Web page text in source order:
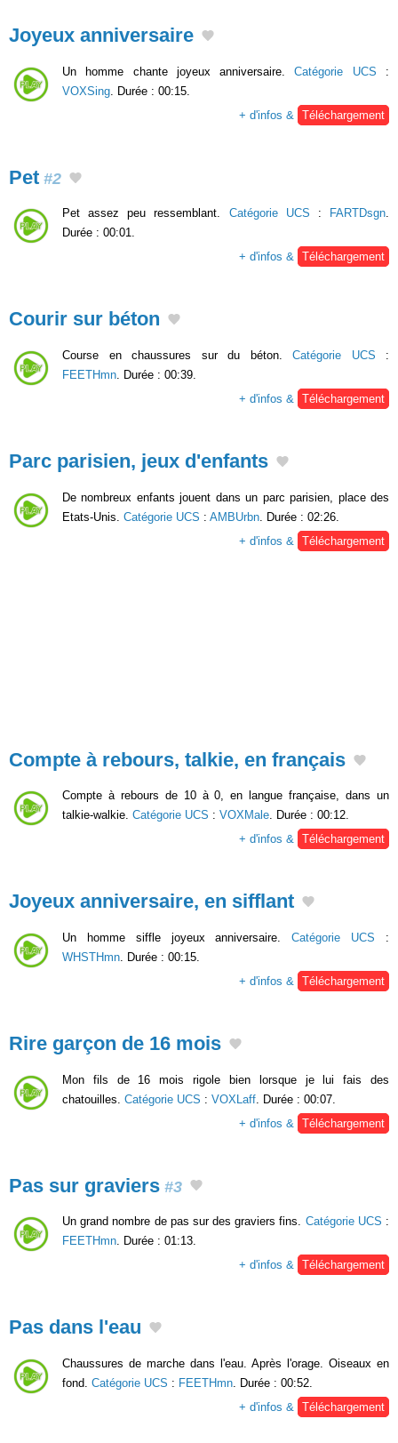
Joyeux anniversaire
Un homme chante joyeux anniversaire.Catégorie UCS :
VOXSing . Durée : 00:15.
+ d'infos &
Téléchargement
Pet #2
Pet assez peu ressemblant. Catégorie UCS : FARTDsgn.
Durée : 00:01.
+ d'infos & Téléchargement
Courir sur béton
Course en chaussures sur du béton. Catégorie UCS :
FEETHmn. Durée : 00:39.
+ d'infos & Téléchargement
Parc parisien, jeux d'enfants
De nombreux enfants jouent dans un parc parisien, place des
Etats-Unis. Catégorie UCS : AMBUrbn . Durée : 02:26.
+ d'infos &
Téléchargement
Compte à rebours, talkie, en français
Compte à rebours de 10 à 0, en langue française, dans un
talkie-walkie. Catégorie UCS : VOXMale. Durée : 00:12.
+ d'infos & Téléchargement
Joyeux anniversaire, en sifflant
Un homme siffle joyeux anniversaire.Catégorie UCS :
WHSTHmn. Durée : 00:15.
+ d'infos & Téléchargement
Rire garçon de 16 mois
Mon fils de 16 mois rigole bien lorsque je lui fais des
chatouilles. Catégorie UCS : VOXLaff . Durée : 00:07.
+ d'infos &
Téléchargement
Pas sur graviers #3
Un grand nombre de pas sur des graviers fins. Catégorie UCS :
FEETHmn. Durée : 01:13.
+ d'infos & Téléchargement
Pas dans l'eau
Chaussures de marche dans l'eau. Après l'orage. Oiseaux en
fond. Catégorie UCS : FEETHmn . Durée : 00:52.
+ d'infos &
Téléchargement